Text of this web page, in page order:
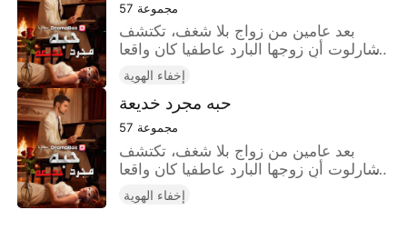
57 مجموعة
بعد عامين من زواج بلا شغف، تكتشف
شارلوت أن زوجها البارد عاطفيا كان واقعا
في حب أخته غير الشقيقة طوال الوقت،
وأنها لم تكن سوى غطاء له. فتخبر أخته غير
الشقيقة بالحقيقة وتتركه، لكنه في النهاية
يندم على كل ما حدث
إخفاء الهوية
حبه مجرد خديعة
57 مجموعة
بعد عامين من زواج بلا شغف، تكتشف
شارلوت أن زوجها البارد عاطفيا كان واقعا
في حب أخته غير الشقيقة طوال الوقت،
وأنها لم تكن سوى غطاء له. فتخبر أخته غير
إخفاء الهوية